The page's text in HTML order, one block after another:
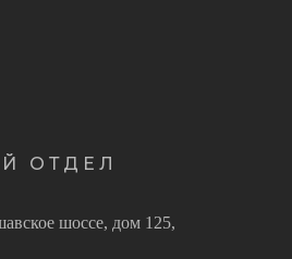
ОТДЕЛ
шоссе, дом 125,